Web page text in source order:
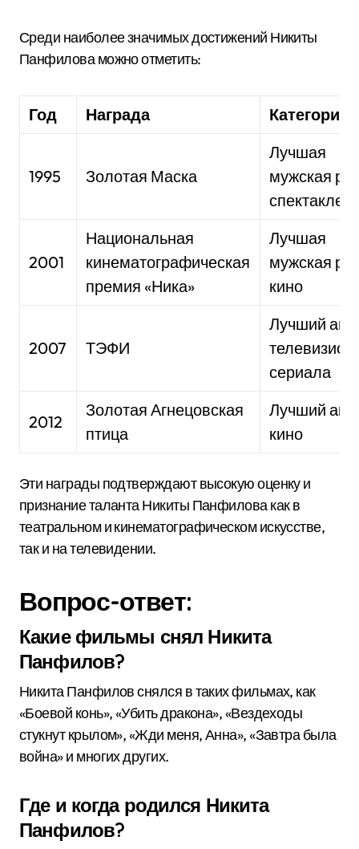
Среди наиболее значимых достижений Никиты
Панфилова можно отметить:
Год Награда Категория
1995 Золотая Маска
Лучшая
мужская
спектакле
2001
Национальная
кинематографическая
премия «Ника»
Лучшая
мужская
кино
2007 ТЭФИ
Лучший
сериала
2012
Золотая Агнецовская
птица
Лучший
кино
Эти награды подтверждают высокую оценку и
признание таланта Никиты Панфилова как в
театральном и кинематографическом искусстве,
так и на телевидении.
Вопрос-ответ:
Какие фильмы снял Никита
Панфилов?
Никита Панфилов снялся в таких фильмах, как
«Боевой конь», «Убить дракона», «Вездеходы
стукнут крылом», «Жди меня, Анна», «Завтра была
война» и многих других.
Где и когда родился Никита
Панфилов?